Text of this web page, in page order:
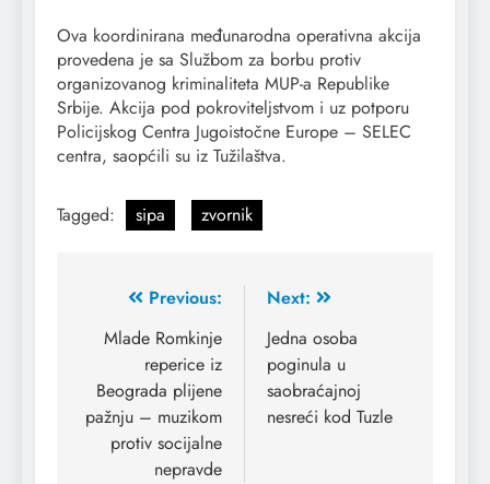
Ova koordinirana međunarodna operativna akcija
provedena je sa Službom za borbu protiv
organizovanog kriminaliteta MUP-a Republike
Srbije. Akcija pod pokroviteljstvom i uz potporu
Policijskog Centra Jugoistočne Europe – SELEC
centra, saopćili su iz Tužilaštva.
Tagged: sipa zvornik
Previous:
Mlade Romkinje
reperice iz
Beograda plijene
pažnju – muzikom
protiv socijalne
nepravde
Next:
Jedna osoba
poginula u
saobraćajnoj
nesreći kod Tuzle